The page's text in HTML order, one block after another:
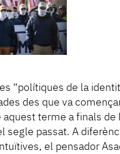
“polítiques de la
des que va
terme a finals de
segle passat. A
el pensador